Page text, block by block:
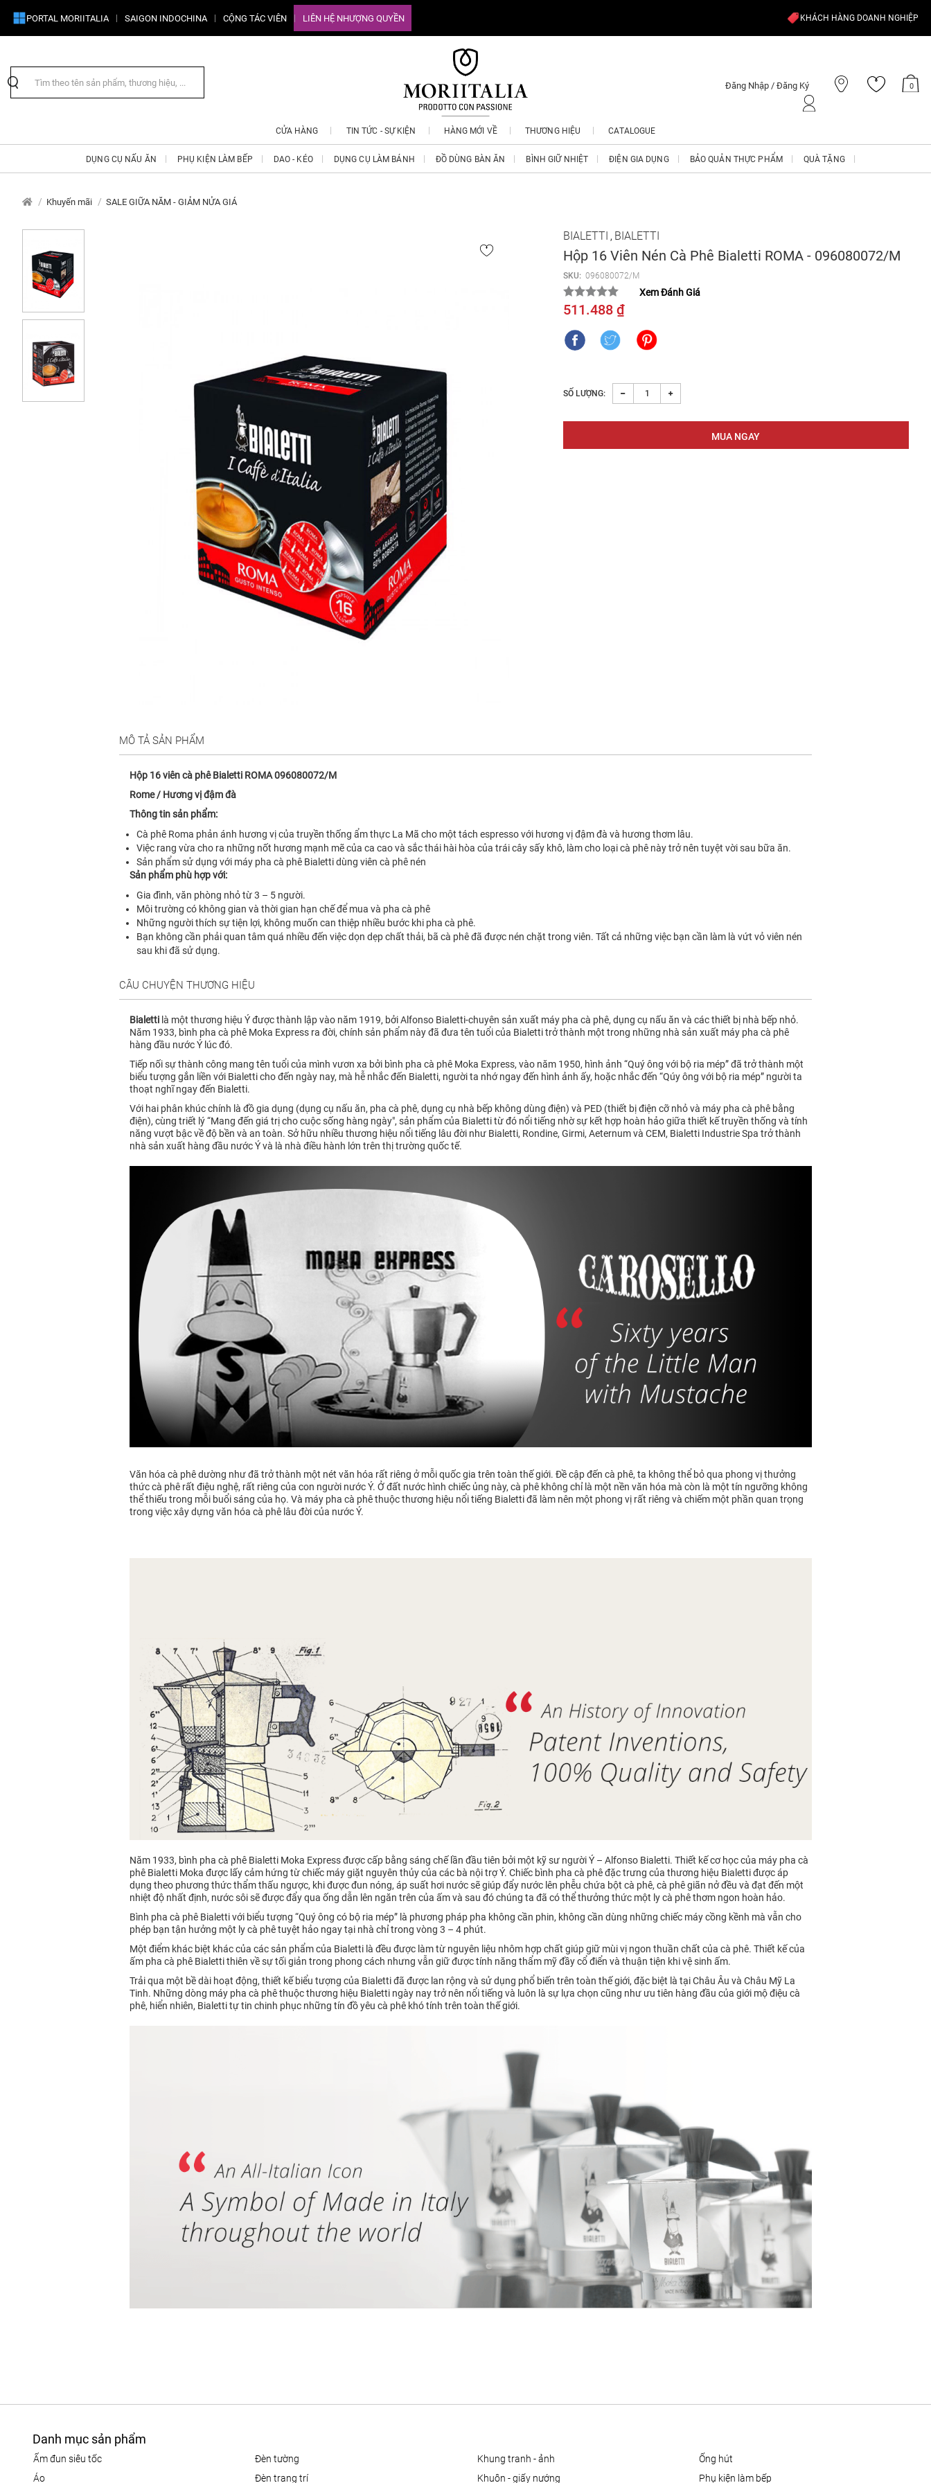
PORTAL MORIITALIA SAIGON INDOCHINA CỘNG TÁC VIÊN LIÊN HỆ NHƯỢNG QUYỀN KHÁCH HÀNG DOANH NGHIỆP
Đăng Nhập / Đăng Ký 0
CỬA HÀNG TIN TỨC - SỰ KIỆN HÀNG MỚI VỀ THƯƠNG HIỆU CATALOGUE
DỤNG CỤ NẤU ĂN PHỤ KIỆN LÀM BẾP DAO - KÉO DỤNG CỤ LÀM BÁNH ĐỒ DÙNG BÀN ĂN BÌNH GIỮ NHIỆT ĐIỆN GIA DỤNG BẢO QUẢN THỰC PHẨM QUÀ TẶNG
Khuyến mãi SALE GIỮA NĂM - GIẢM NỬA GIÁ
BIALETTI , BIALETTI
Hộp 16 Viên Nén Cà Phê Bialetti ROMA - 096080072/M
SKU: 096080072/M
Xem Đánh Giá
511.488 ₫
SỐ LƯỢNG:
MÔ TẢ SẢN PHẨM
Hộp 16 viên cà phê Bialetti ROMA 096080072/M
Rome / Hương vị đậm đà
Thông tin sản phẩm:
Cà phê Roma phản ánh hương vị của truyền thống ẩm thực La Mã cho một tách espresso với hương vị đậm đà và hương thơm lâu.
Việc rang vừa cho ra những nốt hương mạnh mẽ của ca cao và sắc thái hài hòa của trái cây sấy khô, làm cho loại cà phê này trở nên tuyệt vời sau bữa ăn.
Sản phẩm sử dụng với máy pha cà phê Bialetti dùng viên cà phê nén
Sản phẩm phù hợp với:
Gia đình, văn phòng nhỏ từ 3 – 5 người.
Môi trường có không gian và thời gian hạn chế để mua và pha cà phê
Những người thích sự tiện lợi, không muốn can thiệp nhiều bước khi pha cà phê.
Bạn không cần phải quan tâm quá nhiều đến việc dọn dẹp chất thải, bã cà phê đã được nén chặt trong viên. Tất cả những việc bạn cần làm là vứt vỏ viên nén
sau khi đã sử dụng.
CÂU CHUYỆN THƯƠNG HIỆU
Bialetti là một thương hiệu Ý được thành lập vào năm 1919, bởi Alfonso Bialetti-chuyên sản xuất máy pha cà phê, dụng cụ nấu ăn và các thiết bị nhà bếp nhỏ.
Năm 1933, bình pha cà phê Moka Express ra đời, chính sản phẩm này đã đưa tên tuổi của Bialetti trở thành một trong những nhà sản xuất máy pha cà phê
hàng đầu nước Ý lúc đó.
Tiếp nối sự thành công mang tên tuổi của mình vươn xa bởi bình pha cà phê Moka Express, vào năm 1950, hình ảnh “Quý ông với bộ ria mép” đã trở thành một
biểu tượng gắn liền với Bialetti cho đến ngày nay, mà hễ nhắc đến Bialetti, người ta nhớ ngay đến hình ảnh ấy, hoặc nhắc đến “Qúy ông với bộ ria mép” người ta
thoạt nghĩ ngay đến Bialetti.
Với hai phân khúc chính là đồ gia dụng (dụng cụ nấu ăn, pha cà phê, dụng cụ nhà bếp không dùng điện) và PED (thiết bị điện cỡ nhỏ và máy pha cà phê bằng
điện), cùng triết lý “Mang đến giá trị cho cuộc sống hàng ngày", sản phẩm của Bialetti từ đó nổi tiếng nhờ sự kết hợp hoàn hảo giữa thiết kế truyền thống và tính
năng vượt bậc về độ bền và an toàn. Sở hữu nhiều thương hiệu nổi tiếng lâu đời như Bialetti, Rondine, Girmi, Aeternum và CEM, Bialetti Industrie Spa trở thành
nhà sản xuất hàng đầu nước Ý và là nhà điều hành lớn trên thị trường quốc tế.
Văn hóa cà phê dường như đã trở thành một nét văn hóa rất riêng ở mỗi quốc gia trên toàn thế giới. Đề cập đến cà phê, ta không thể bỏ qua phong vị thưởng
thức cà phê rất điệu nghệ, rất riêng của con người nước Ý. Ở đất nước hình chiếc ủng này, cà phê không chỉ là một nền văn hóa mà còn là một tín ngưỡng không
thể thiếu trong mỗi buổi sáng của họ. Và máy pha cà phê thuộc thương hiệu nổi tiếng Bialetti đã làm nên một phong vị rất riêng và chiếm một phần quan trọng
trong việc xây dựng văn hóa cà phê lâu đời của nước Ý.
Năm 1933, bình pha cà phê Bialetti Moka Express được cấp bằng sáng chế lần đầu tiên bởi một kỹ sư người Ý – Alfonso Bialetti. Thiết kế cơ học của máy pha cà
phê Bialetti Moka được lấy cảm hứng từ chiếc máy giặt nguyên thủy của các bà nội trợ Ý. Chiếc bình pha cà phê đặc trưng của thương hiệu Bialetti được áp
dụng theo phương thức thẩm thấu ngược, khi được đun nóng, áp suất hơi nước sẽ giúp đẩy nước lên phễu chứa bột cà phê, cà phê giãn nở đều và đạt đến một
nhiệt độ nhất định, nước sôi sẽ được đẩy qua ống dẫn lên ngăn trên của ấm và sau đó chúng ta đã có thể thưởng thức một ly cà phê thơm ngon hoàn hảo.
Bình pha cà phê Bialetti với biểu tượng “Quý ông có bộ ria mép” là phương pháp pha không cần phin, không cần dùng những chiếc máy cồng kềnh mà vẫn cho
phép bạn tận hưởng một ly cà phê tuyệt hảo ngay tại nhà chỉ trong vòng 3 – 4 phút.
Một điểm khác biệt khác của các sản phẩm của Bialetti là đều được làm từ nguyên liệu nhôm hợp chất giúp giữ mùi vị ngon thuần chất của cà phê. Thiết kế của
ấm pha cà phê Bialetti thiên về sự tối giản trong phong cách nhưng vẫn giữ được tính năng thẩm mỹ đầy cổ điển và thuận tiện khi vệ sinh ấm.
Trải qua một bề dài hoạt động, thiết kế biểu tượng của Bialetti đã được lan rộng và sử dụng phổ biến trên toàn thế giới, đặc biệt là tại Châu Âu và Châu Mỹ La
Tinh. Những dòng máy pha cà phê thuộc thương hiệu Bialetti ngày nay trở nên nổi tiếng và luôn là sự lựa chọn cũng như ưu tiên hàng đầu của giới mộ điệu cà
phê, hiển nhiên, Bialetti tự tin chinh phục những tín đồ yêu cà phê khó tính trên toàn thế giới.
Danh mục sản phẩm
ấm đun siêu tốc
áo
đèn tường
đèn trang trí
khung tranh - ảnh
khuôn - giấy nướng
ống hút
phụ kiện làm bếp